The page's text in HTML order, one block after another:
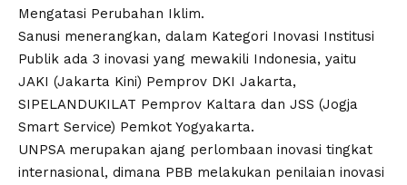
Mengatasi Perubahan Iklim.
Sanusi menerangkan, dalam Kategori Inovasi Institusi
Publik ada 3 inovasi yang mewakili Indonesia, yaitu
JAKI (Jakarta Kini) Pemprov DKI Jakarta,
SIPELANDUKILAT Pemprov Kaltara dan JSS (Jogja
Smart Service) Pemkot Yogyakarta.
UNPSA merupakan ajang perlombaan inovasi tingkat
internasional, dimana PBB melakukan penilaian inovasi